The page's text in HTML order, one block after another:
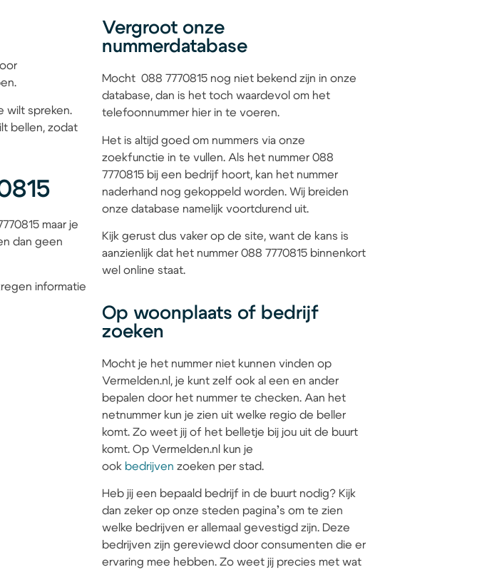
wilt spreken.
bellen, zodat
maar je
dan geen
informatie
Vergroot onze
nummerdatabase
Mocht 088 7770815 nog niet bekend zijn in onze
database, dan is het toch waardevol om het
telefoonnummer hier in te voeren.
Het is altijd goed om nummers via onze
zoekfunctie in te vullen. Als het nummer 088
7770815 bij een bedrijf hoort, kan het nummer
naderhand nog gekoppeld worden. Wij breiden
onze database namelijk voortdurend uit.
Kijk gerust dus vaker op de site, want de kans is
aanzienlijk dat het nummer 088 7770815 binnenkort
wel online staat.
Op woonplaats of bedrijf
zoeken
Mocht je het nummer niet kunnen vinden op
Vermelden.nl, je kunt zelf ook al een en ander
bepalen door het nummer te checken. Aan het
netnummer kun je zien uit welke regio de beller
komt. Zo weet jij of het belletje bij jou uit de buurt
komt. Op Vermelden.nl kun je
ook bedrijven zoeken per stad.
Heb jij een bepaald bedrijf in de buurt nodig? Kijk
dan zeker op onze steden pagina’s om te zien
welke bedrijven er allemaal gevestigd zijn. Deze
bedrijven zijn gereviewd door consumenten die er
ervaring mee hebben. Zo weet jij precies met wat